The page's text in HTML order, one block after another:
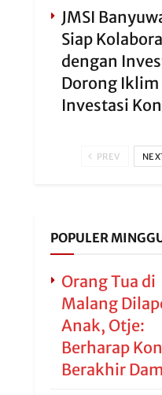
JMSI
Siap
dengan
Dorong Iklim
Investasi
PREV
POPULER
Orang Tua di
Malang
Anak, Otje:
Berharap
Berakhir